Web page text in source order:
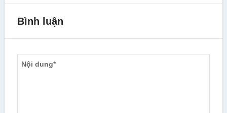
Bình luận